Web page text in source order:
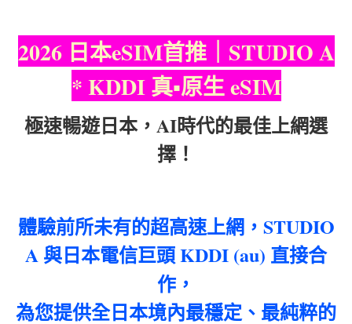
2026 日本eSIM首推｜STUDIO A
* KDDI 真▪︎原生 eSIM
極速暢遊日本，AI時代的最佳上網選
擇！
體驗前所未有的超高速上網，STUDIO
A 與日本電信巨頭 KDDI (au) 直接合
作，
為您提供全日本境內最穩定、最純粹的